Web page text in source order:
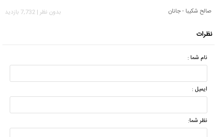
صالح شکیبا - جانان
بدون نظر | 7,732 بازدید
نظرات
نام شما :
ایمیل :
نظر شما: